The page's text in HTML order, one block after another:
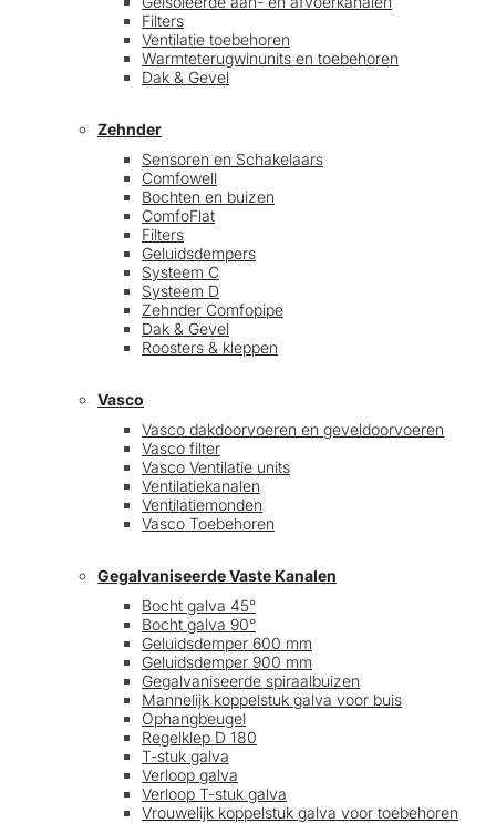
Filters
Ventilatie toebehoren
Warmteterugwinunits en toebehoren
Dak & Gevel
Zehnder
Sensoren en Schakelaars
Comfowell
Bochten en buizen
ComfoFlat
Filters
Geluidsdempers
Systeem C
Systeem D
Zehnder Comfopipe
Dak & Gevel
Roosters & kleppen
Vasco
Vasco dakdoorvoeren en geveldoorvoeren
Vasco filter
Vasco Ventilatie units
Ventilatiekanalen
Ventilatiemonden
Vasco Toebehoren
Gegalvaniseerde Vaste Kanalen
Bocht galva 45°
Bocht galva 90°
Geluidsdemper 600 mm
Geluidsdemper 900 mm
Gegalvaniseerde spiraalbuizen
Mannelijk koppelstuk galva voor buis
Ophangbeugel
Regelklep D 180
T-stuk galva
Verloop galva
Verloop T-stuk galva
Vrouwelijk koppelstuk galva voor toebehoren